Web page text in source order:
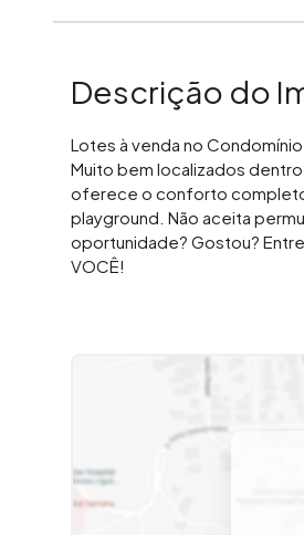
Descrição do
Lotes à venda no
Muito bem localizados
oferece o conforto completo
playground. Não aceita
oportunidade? Gostou?
VOCÊ!